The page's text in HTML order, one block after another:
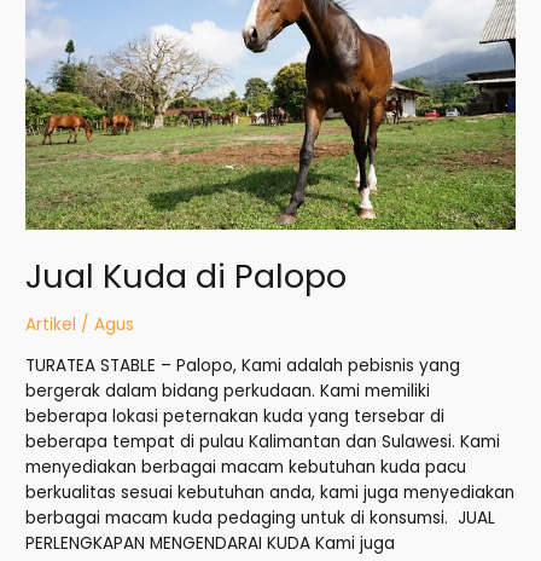
Jual Kuda di Palopo
Artikel /Agus
TURATEA STABLE – Palopo, Kami adalah pebisnis yang
bergerak dalam bidang perkudaan. Kami memiliki
beberapa lokasi peternakan kuda yang tersebar di
beberapa tempat di pulau Kalimantan dan Sulawesi. Kami
menyediakan berbagai macam kebutuhan kuda pacu
berkualitas sesuai kebutuhan anda, kami juga menyediakan
berbagai macam kuda pedaging untuk di konsumsi. JUAL
PERLENGKAPAN MENGENDARAI KUDA Kami juga